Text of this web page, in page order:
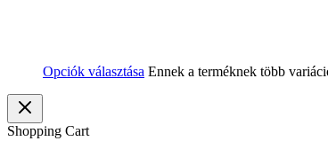
Opciók választása Ennek a terméknek több
Shopping Cart